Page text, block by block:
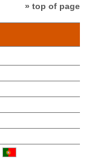
» top of page